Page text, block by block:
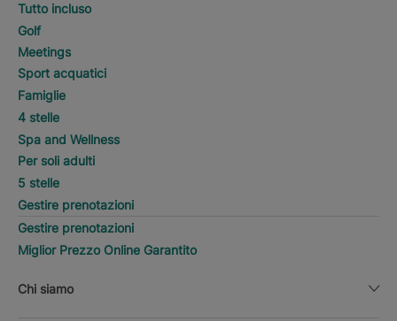
Tutto incluso
Golf
Meetings
Sport acquatici
Famiglie
4 stelle
Spa and Wellness
Per soli adulti
5 stelle
Gestire prenotazioni
Gestire prenotazioni
Miglior Prezzo Online Garantito
Chi siamo